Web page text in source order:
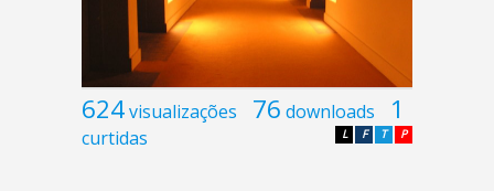
624visualizações 76 downloads 1
curtidas P
T
F
L